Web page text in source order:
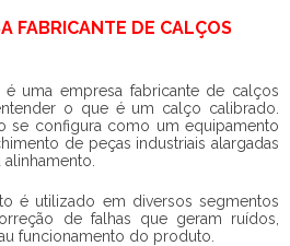
FABRICANTE DE CALÇOS
uma empresa fabricante de calços
o que é um calço calibrado.
se configura como um equipamento
de peças industriais alargadas
é utilizado em diversos segmentos
de falhas que geram ruídos,
funcionamento do produto.